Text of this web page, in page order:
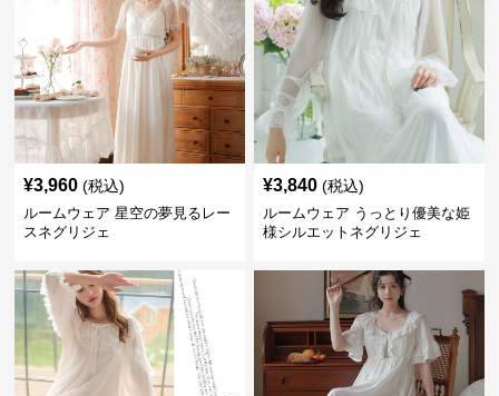
¥3,960 (税込)
ルームウェア 星空の夢見るレー
スネグリジェ
¥3,840 (税込)
ルームウェア うっとり優美な姫
様シルエットネグリジェ